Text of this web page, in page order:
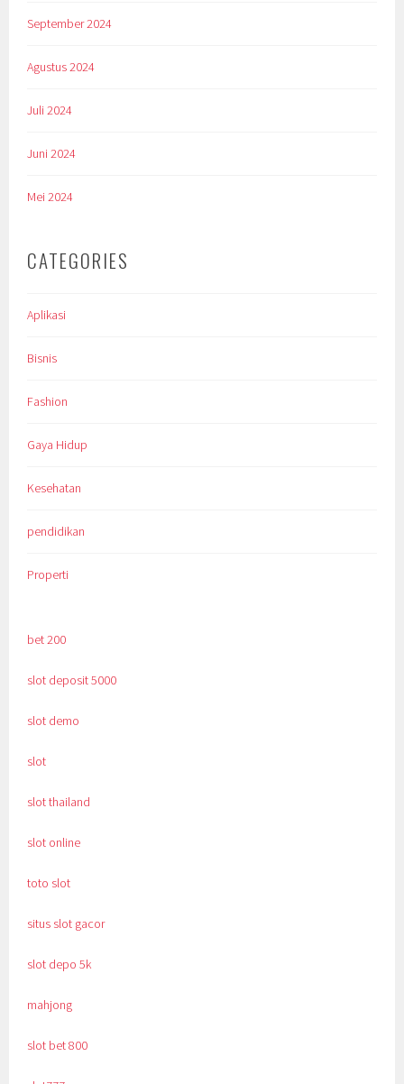
September 2024
Agustus 2024
Juli 2024
Juni 2024
Mei 2024
CATEGORIES
Aplikasi
Bisnis
Fashion
Gaya Hidup
Kesehatan
pendidikan
Properti
bet 200
slot deposit 5000
slot demo
slot
slot thailand
slot online
toto slot
situs slot gacor
slot depo 5k
mahjong
slot bet 800